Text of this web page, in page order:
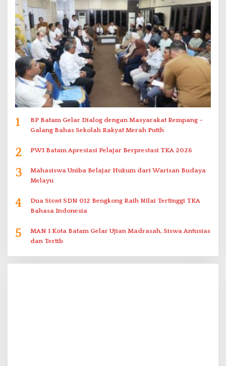
1
BP Batam Gelar Dialog dengan Masyarakat Rempang –
Galang Bahas Sekolah Rakyat Merah Putih
2 PWI Batam Apresiasi Pelajar Berprestasi TKA 2026
3
Mahasiswa Uniba Belajar Hukum dari Warisan Budaya
Melayu
4
Dua Siswi SDN 012 Bengkong Raih Nilai Tertinggi TKA
Bahasa Indonesia
5
MAN 1 Kota Batam Gelar Ujian Madrasah, Siswa Antusias
dan Tertib